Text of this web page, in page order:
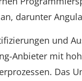
darunter
und
Anbieter mit
Das